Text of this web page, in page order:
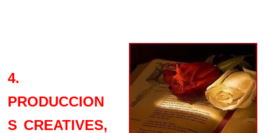
4.
PRODUCCION
S CREATIVES,